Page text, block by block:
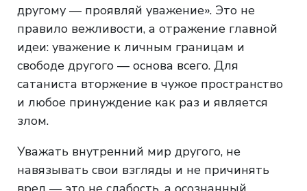
другому — проявляй уважение». Это не
правило вежливости, а отражение главной
идеи: уважение к личным границам и
свободе другого — основа всего. Для
сатаниста вторжение в чужое пространство
и любое принуждение как раз и является
злом.
Уважать внутренний мир другого, не
навязывать свои взгляды и не причинять